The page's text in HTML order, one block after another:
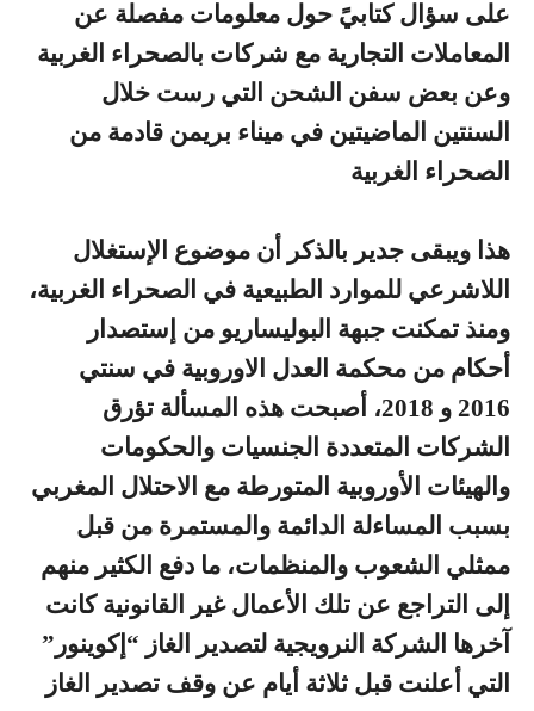
على سؤال كتابيً حول معلومات مفصلة عن
المعاملات التجارية مع شركات بالصحراء الغربية
وعن بعض سفن الشحن التي رست خلال
السنتين الماضيتين في ميناء بريمن قادمة من
الصحراء الغربية
هذا ويبقى جدير بالذكر أن موضوع الإستغلال
اللاشرعي للموارد الطبيعية في الصحراء الغربية،
ومنذ تمكنت جبهة البوليساريو من إستصدار
أحكام من محكمة العدل الاوروبية في سنتي
2016 و 2018، أصبحت هذه المسألة تؤرق
الشركات المتعددة الجنسيات والحكومات
والهيئات الأوروبية المتورطة مع الاحتلال المغربي
بسبب المساءلة الدائمة والمستمرة من قبل
ممثلي الشعوب والمنظمات، ما دفع الكثير منهم
إلى التراجع عن تلك الأعمال غير القانونية كانت
آخرها الشركة النرويجية لتصدير الغاز “إكوينور”
التي أعلنت قبل ثلاثة أيام عن وقف تصدير الغاز